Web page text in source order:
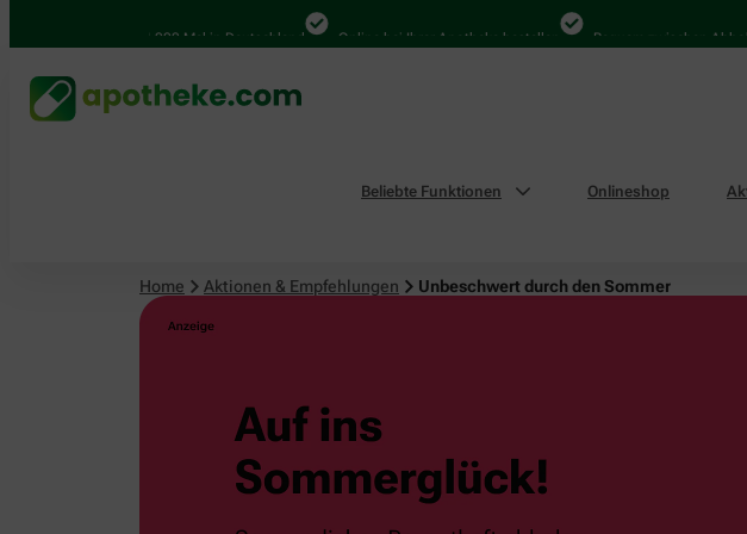
4.000 Mal in Deutschland Online bei Ihrer Apotheke bestellen Bequem zwischen Abholung
Beliebte Funktionen Onlineshop
Home Aktionen & Empfehlungen Unbeschwert durch den Sommer